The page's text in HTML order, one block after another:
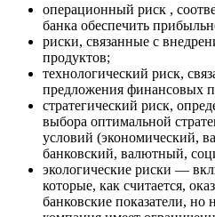
операционный риск ,
банка обеспечить
риски, связанные с
продуктов;
технологический риск,
предложения финансовых
стратегический риск,
выбора оптимальной
условий (экономический,
банковский, валютный,
экологические риски —
которые, как считается,
банковские показатели, но